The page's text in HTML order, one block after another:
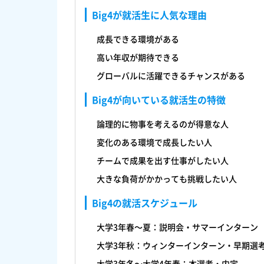
Big4が就活生に人気な理由
成長できる環境がある
高い年収が期待できる
グローバルに活躍できるチャンスがある
Big4が向いている就活生の特徴
論理的に物事を考えるのが得意な人
変化のある環境で成長したい人
チームで成果を出す仕事がしたい人
大きな負荷がかかっても挑戦したい人
Big4の就活スケジュール
大学3年春〜夏：説明会・サマーインターン
大学3年秋：ウィンターインターン・早期選